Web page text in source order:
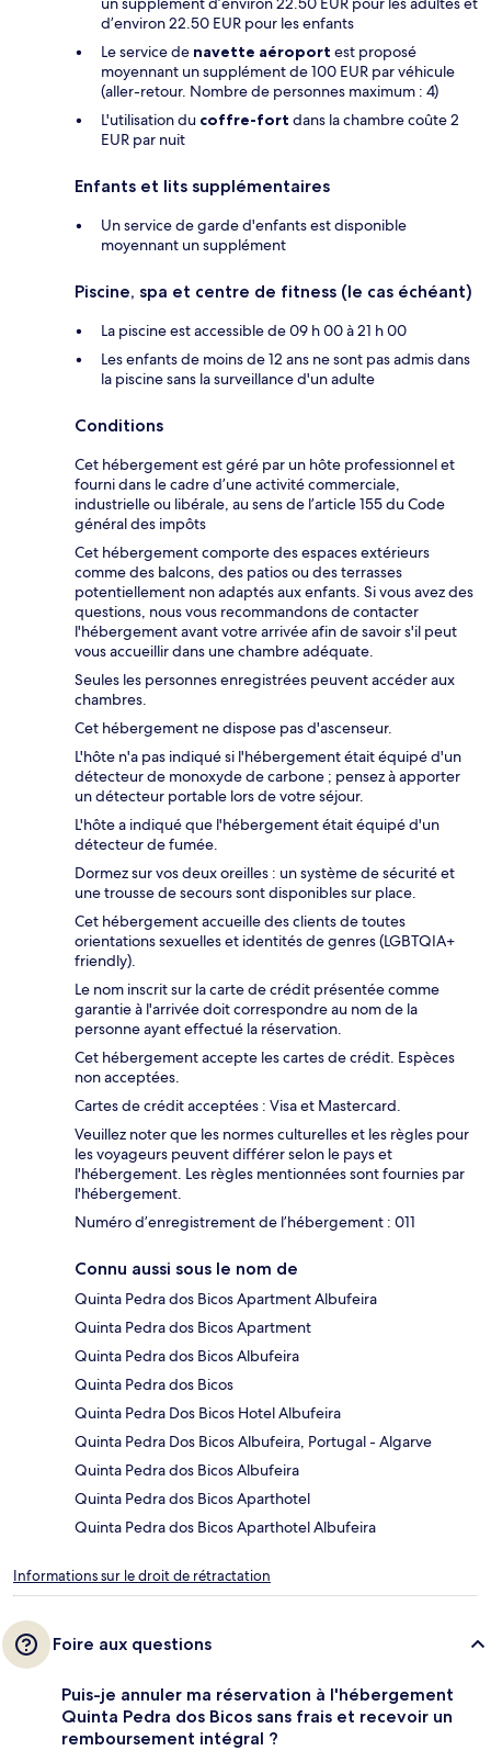
d’environ 22.50 EUR pour les enfants
Le service de navette aéroport est proposé
moyennant un supplément de 100 EUR par véhicule
(aller-retour. Nombre de personnes maximum : 4)
L'utilisation du coffre-fort dans la chambre coûte 2
EUR par nuit
Enfants et lits supplémentaires
Un service de garde d'enfants est disponible
moyennant un supplément
Piscine, spa et centre de fitness (le cas échéant)
La piscine est accessible de 09 h 00 à 21 h 00
Les enfants de moins de 12 ans ne sont pas admis dans
la piscine sans la surveillance d'un adulte
Conditions
Cet hébergement est géré par un hôte professionnel et
fourni dans le cadre d’une activité commerciale,
industrielle ou libérale, au sens de l’article 155 du Code
général des impôts
Cet hébergement comporte des espaces extérieurs
comme des balcons, des patios ou des terrasses
potentiellement non adaptés aux enfants. Si vous avez des
questions, nous vous recommandons de contacter
l'hébergement avant votre arrivée afin de savoir s'il peut
vous accueillir dans une chambre adéquate.
Seules les personnes enregistrées peuvent accéder aux
chambres.
Cet hébergement ne dispose pas d'ascenseur.
L'hôte n'a pas indiqué si l'hébergement était équipé d'un
détecteur de monoxyde de carbone ; pensez à apporter
un détecteur portable lors de votre séjour.
L'hôte a indiqué que l'hébergement était équipé d'un
détecteur de fumée.
Dormez sur vos deux oreilles : un système de sécurité et
une trousse de secours sont disponibles sur place.
Cet hébergement accueille des clients de toutes
orientations sexuelles et identités de genres (LGBTQIA+
friendly).
Le nom inscrit sur la carte de crédit présentée comme
garantie à l'arrivée doit correspondre au nom de la
personne ayant effectué la réservation.
Cet hébergement accepte les cartes de crédit. Espèces
non acceptées.
Cartes de crédit acceptées : Visa et Mastercard.
Veuillez noter que les normes culturelles et les règles pour
les voyageurs peuvent différer selon le pays et
l'hébergement. Les règles mentionnées sont fournies par
l'hébergement.
Numéro d’enregistrement de l’hébergement : 011
Connu aussi sous le nom de
Quinta Pedra dos Bicos Apartment Albufeira
Quinta Pedra dos Bicos Apartment
Quinta Pedra dos Bicos Albufeira
Quinta Pedra dos Bicos
Quinta Pedra Dos Bicos Hotel Albufeira
Quinta Pedra Dos Bicos Albufeira, Portugal - Algarve
Quinta Pedra dos Bicos Albufeira
Quinta Pedra dos Bicos Aparthotel
Quinta Pedra dos Bicos Aparthotel Albufeira
Informations sur le droit de rétractation
Foire aux questions
Puis-je annuler ma réservation à l'hébergement
Quinta Pedra dos Bicos sans frais et recevoir un
remboursement intégral ?